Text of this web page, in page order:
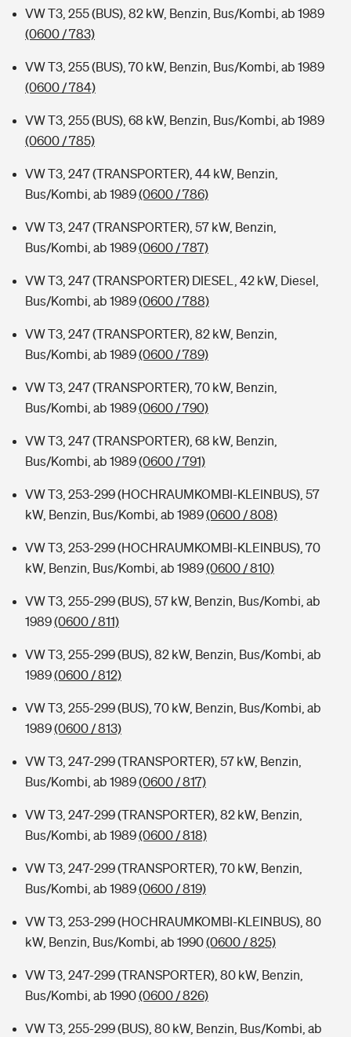
VW T3, 255 (BUS), 82 kW, Benzin, Bus/Kombi, ab 1989
(0600 / 783)
VW T3, 255 (BUS), 70 kW, Benzin, Bus/Kombi, ab 1989
(0600 / 784)
VW T3, 255 (BUS), 68 kW, Benzin, Bus/Kombi, ab 1989
(0600 / 785)
VW T3, 247 (TRANSPORTER), 44 kW, Benzin,
Bus/Kombi, ab 1989(0600 / 786)
VW T3, 247 (TRANSPORTER), 57 kW, Benzin,
Bus/Kombi, ab 1989(0600 / 787)
VW T3, 247 (TRANSPORTER) DIESEL, 42 kW, Diesel,
Bus/Kombi, ab 1989(0600 / 788)
VW T3, 247 (TRANSPORTER), 82 kW, Benzin,
Bus/Kombi, ab 1989(0600 / 789)
VW T3, 247 (TRANSPORTER), 70 kW, Benzin,
Bus/Kombi, ab 1989(0600 / 790)
VW T3, 247 (TRANSPORTER), 68 kW, Benzin,
Bus/Kombi, ab 1989(0600 / 791)
VW T3, 253-299 (HOCHRAUMKOMBI-KLEINBUS), 57
kW, Benzin, Bus/Kombi, ab 1989(0600 / 808)
VW T3, 253-299 (HOCHRAUMKOMBI-KLEINBUS), 70
kW, Benzin, Bus/Kombi, ab 1989(0600 / 810)
VW T3, 255-299 (BUS), 57 kW, Benzin, Bus/Kombi, ab
1989(0600 / 811)
VW T3, 255-299 (BUS), 82 kW, Benzin, Bus/Kombi, ab
1989(0600 / 812)
VW T3, 255-299 (BUS), 70 kW, Benzin, Bus/Kombi, ab
1989(0600 / 813)
VW T3, 247-299 (TRANSPORTER), 57 kW, Benzin,
Bus/Kombi, ab 1989(0600 / 817)
VW T3, 247-299 (TRANSPORTER), 82 kW, Benzin,
Bus/Kombi, ab 1989(0600 / 818)
VW T3, 247-299 (TRANSPORTER), 70 kW, Benzin,
Bus/Kombi, ab 1989(0600 / 819)
VW T3, 253-299 (HOCHRAUMKOMBI-KLEINBUS), 80
kW, Benzin, Bus/Kombi, ab 1990(0600 / 825)
VW T3, 247-299 (TRANSPORTER), 80 kW, Benzin,
Bus/Kombi, ab 1990(0600 / 826)
VW T3, 255-299 (BUS), 80 kW, Benzin, Bus/Kombi, ab